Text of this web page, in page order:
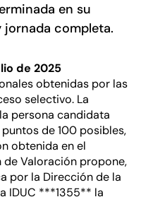
en su
completa.
de 2025
obtenidas por las
selectivo. La
persona candidata
de 100 posibles,
obtenida en el
Valoración propone,
por la Dirección de la
IDUC ***1355** la